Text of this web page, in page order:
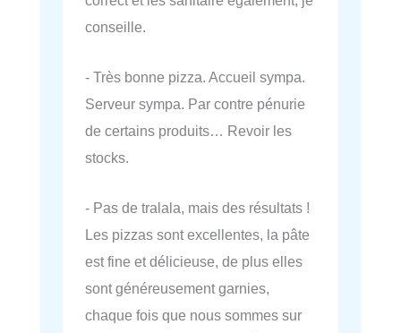
conseille.
- Très bonne pizza. Accueil sympa.
Serveur sympa. Par contre pénurie
de certains produits… Revoir les
stocks.
- Pas de tralala, mais des résultats !
Les pizzas sont excellentes, la pâte
est fine et délicieuse, de plus elles
sont généreusement garnies,
chaque fois que nous sommes sur